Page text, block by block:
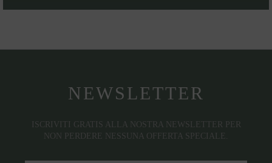
NEWSLETTER
ISCRIVITI GRATIS ALLA NOSTRA NEWSLETTER PER
NON PERDERE NESSUNA OFFERTA SPECIALE.